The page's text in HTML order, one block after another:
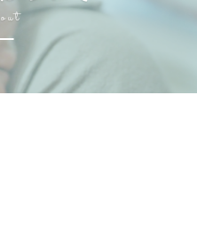
out